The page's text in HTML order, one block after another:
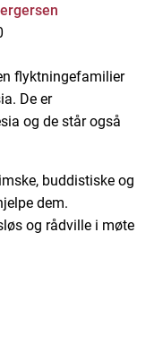
flyktningefamilier
De er
og de står også
buddistiske og
dem.
og rådville i møte